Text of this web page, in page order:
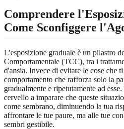
Comprendere
Come Sconfiggere
L'esposizione graduale è un pilastro
Comportamentale (TCC), tra i
d'ansia. Invece di evitare le cose che
comportamento che rafforza solo la
gradualmente e ripetutamente ad
cervello a imparare che queste
come sembrano, diminuendo la tua
affrontare le tue paure, ma alle tue
sembri gestibile.